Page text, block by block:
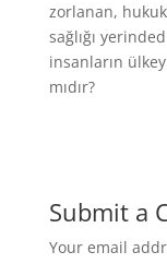
zorlanan,
sağlığı
insanların
mıdır?
Submit a
Your email